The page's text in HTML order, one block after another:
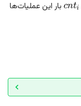
بار این عملیات‌ها